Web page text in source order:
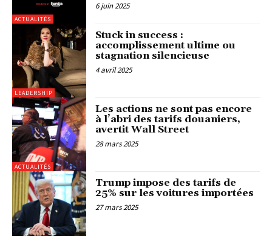
ACTUALITÉS
6 juin 2025
LEADERSHIP
Stuck in success :
accomplissement ultime ou
stagnation silencieuse
4 avril 2025
ACTUALITÉS
Les actions ne sont pas encore
à l’abri des tarifs douaniers,
avertit Wall Street
28 mars 2025
Trump impose des tarifs de
25% sur les voitures importées
27 mars 2025